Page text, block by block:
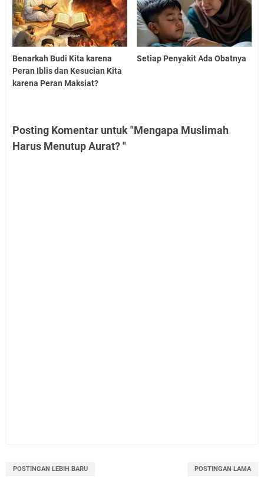
Benarkah Budi Kita karena
Peran Iblis dan Kesucian Kita
karena Peran Maksiat?
Setiap Penyakit Ada Obatnya
Posting Komentar untuk "Mengapa Muslimah
Harus Menutup Aurat? "
POSTINGAN LEBIH BARU POSTINGAN LAMA